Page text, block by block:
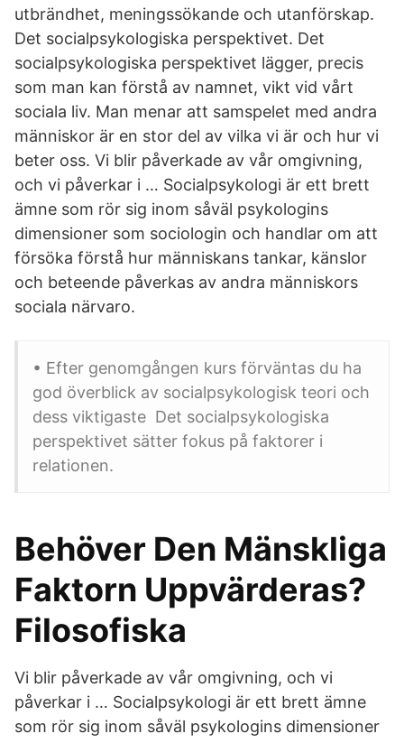
utbrändhet, meningssökande och utanförskap.
Det socialpsykologiska perspektivet. Det
socialpsykologiska perspektivet lägger, precis
som man kan förstå av namnet, vikt vid vårt
sociala liv. Man menar att samspelet med andra
människor är en stor del av vilka vi är och hur vi
beter oss. Vi blir påverkade av vår omgivning,
och vi påverkar i … Socialpsykologi är ett brett
ämne som rör sig inom såväl psykologins
dimensioner som sociologin och handlar om att
försöka förstå hur människans tankar, känslor
och beteende påverkas av andra människors
sociala närvaro.
• Efter genomgången kurs förväntas du ha
god överblick av socialpsykologisk teori och
dess viktigaste Det socialpsykologiska
perspektivet sätter fokus på faktorer i
relationen.
Behöver Den Mänskliga
Faktorn Uppvärderas?
Filosofiska
Vi blir påverkade av vår omgivning, och vi
påverkar i … Socialpsykologi är ett brett ämne
som rör sig inom såväl psykologins dimensioner